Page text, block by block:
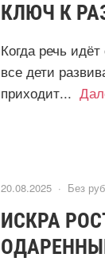
КЛЮЧ К
Когда речь
все дети
приходит...
20.08.2025 · Без
ИСКРА